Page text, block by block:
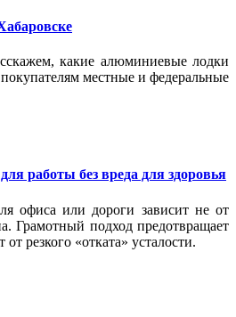
какие алюминиевые лодки
местные и федеральные
работы без вреда для здоровья
офиса или дороги зависит не от
Грамотный подход предотвращает
резкого «отката» усталости.